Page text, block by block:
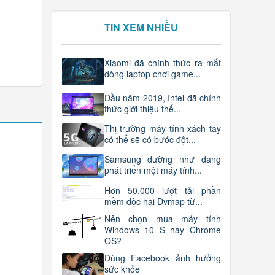
TIN XEM NHIỀU
Xiaomi đã chính thức ra mắt
dòng laptop chơi game...
Đầu năm 2019, Intel đã chính
thức giới thiệu thế...
Thị trường máy tính xách tay
có thể sẽ có bước đột...
Samsung dường như đang
phát triển một máy tính...
Hơn 50.000 lượt tải phần
mềm độc hại Dvmap từ...
Nên chọn mua máy tính
Windows 10 S hay Chrome
OS?
Dùng Facebook ảnh hưởng
sức khỏe